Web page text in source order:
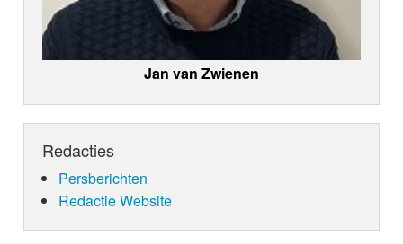
Jan van Zwienen
Redacties
Persberichten
Redactie Website